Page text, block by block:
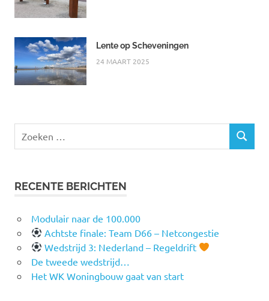
Lente op Scheveningen
24 MAART 2025
Zoeken
ZOEKEN
RECENTE BERICHTEN
Modulair naar de 100.000
Achtste finale: Team D66 – Netcongestie
Wedstrijd 3: Nederland – Regeldrift
De tweede wedstrijd…
Het WK Woningbouw gaat van start